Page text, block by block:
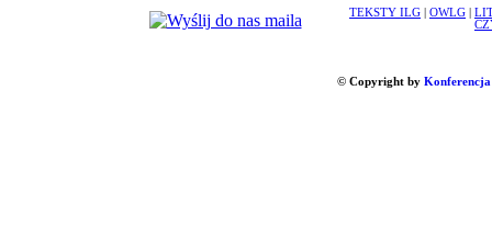
TEKSTY ILG OWLG
© Copyright by Konferencja